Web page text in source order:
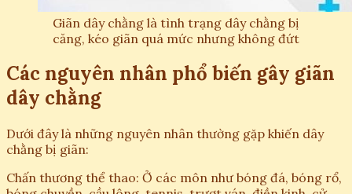
Giãn dây chằng là tình trạng dây chằng bị
căng, kéo giãn quá mức nhưng không đứt
Các nguyên nhân phổ biến gây giãn
dây chằng
Dưới đây là những nguyên nhân thường gặp khiến dây
chằng bị giãn:
Chấn thương thể thao: Ở các môn như bóng đá, bóng rổ,